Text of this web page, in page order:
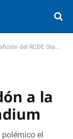
del RCDE Stadium
a la
polémico el